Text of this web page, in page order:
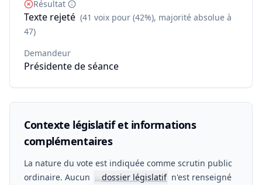
Résultat
Texte rejeté (41 voix pour (42%), majorité absolue à
47)
Demandeur
Présidente de séance
Contexte législatif et informations
complémentaires
La nature du vote est indiquée comme scrutin public
ordinaire. Aucun
📖dossier législatif n'est renseigné